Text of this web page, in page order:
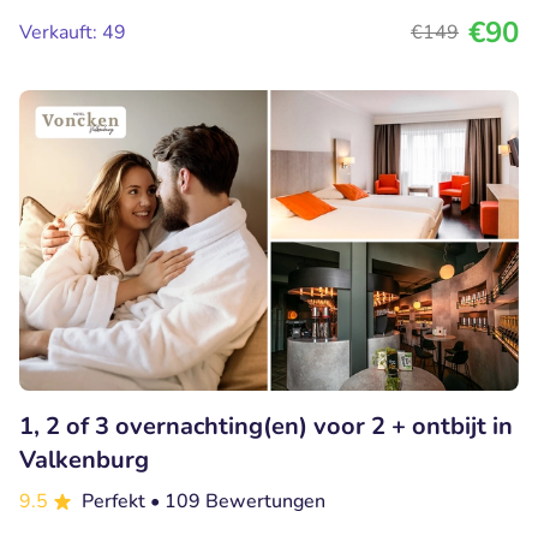
Verkauft: 49
€149 €90
1, 2 of 3 overnachting(en) voor 2 + ontbijt in
Valkenburg
9.5 Perfekt • 109 Bewertungen